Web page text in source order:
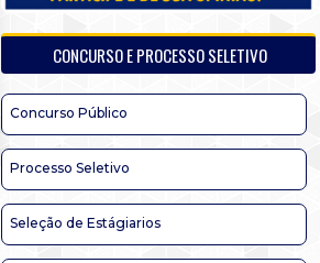
CONCURSO E PROCESSO SELETIVO
Concurso Público
Processo Seletivo
Seleção de Estágiarios